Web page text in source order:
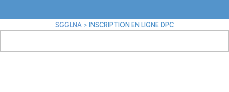
SGGLNA > INSCRIPTION EN LIGNE DPC